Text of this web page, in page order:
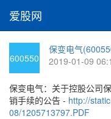
爱股网
600550
保变电气
2019-01-09
保变电气：关于控股公司
销手续的公告 - http://
08/1205713797.PDF